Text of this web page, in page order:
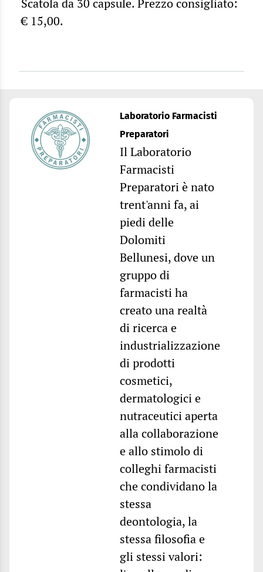
Scatola da 30 capsule. Prezzo consigliato:
€ 15,00.
Laboratorio Farmacisti
Preparatori
Il Laboratorio
Farmacisti
Preparatori è nato
trent'anni fa, ai
piedi delle
Dolomiti
Bellunesi, dove un
gruppo di
farmacisti ha
creato una realtà
di ricerca e
industrializzazione
di prodotti
cosmetici,
dermatologici e
nutraceutici aperta
alla collaborazione
e allo stimolo di
colleghi farmacisti
che condividano la
stessa
deontologia, la
stessa filosofia e
gli stessi valori: